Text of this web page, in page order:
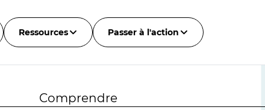
Ressources Passer à l'action
Comprendre